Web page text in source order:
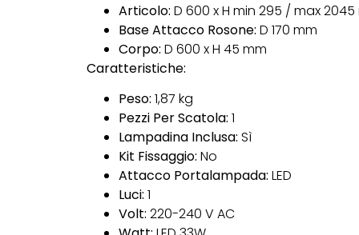
Articolo: D 600 x H min 295 / max
Base Attacco Rosone: D 170 mm
Corpo: D 600 x H 45 mm
Caratteristiche:
Peso: 1,87 kg
Pezzi Per Scatola: 1
Lampadina Inclusa: Sì
Kit Fissaggio: No
Attacco Portalampada: LED
Luci: 1
Volt: 220-240 V AC